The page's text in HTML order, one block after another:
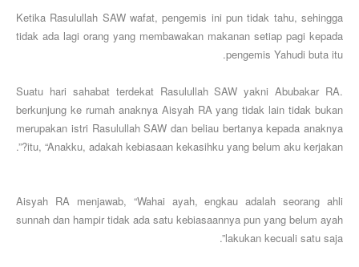
Ketika Rasulullah SAW wafat, pengemis ini pun tidak tahu, sehingga
tidak ada lagi orang yang membawakan makanan setiap pagi kepada
pengemis Yahudi buta itu.
Suatu hari sahabat terdekat Rasulullah SAW yakni Abubakar RA.
berkunjung ke rumah anaknya Aisyah RA yang tidak lain tidak bukan
merupakan istri Rasulullah SAW dan beliau bertanya kepada anaknya
itu, “Anakku, adakah kebiasaan kekasihku yang belum aku kerjakan?”.
Aisyah RA menjawab, “Wahai ayah, engkau adalah seorang ahli
sunnah dan hampir tidak ada satu kebiasaannya pun yang belum ayah
lakukan kecuali satu saja”.